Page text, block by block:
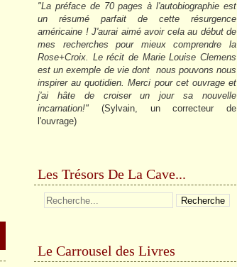
"La préface de 70 pages à l'autobiographie est
un résumé parfait de cette résurgence
américaine ! J'aurai aimé avoir cela au début de
mes recherches pour mieux comprendre la
Rose+Croix. Le récit de Marie Louise Clemens
est un exemple de vie dont nous pouvons nous
inspirer au quotidien. Merci pour cet ouvrage et
j'ai hâte de croiser un jour sa nouvelle
incarnation!" (Sylvain, un correcteur de
l'ouvrage)
Les Trésors De La Cave...
Le Carrousel des Livres